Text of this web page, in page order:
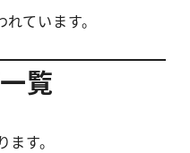
ています。
覧
す。